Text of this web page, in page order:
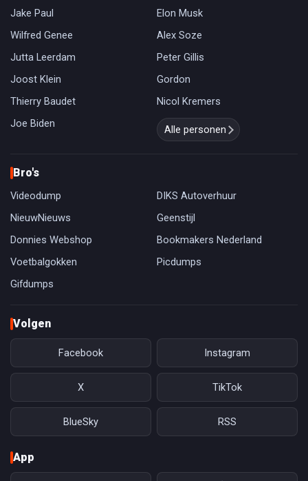
Jake Paul
Elon Musk
Wilfred Genee
Alex Soze
Jutta Leerdam
Peter Gillis
Joost Klein
Gordon
Thierry Baudet
Nicol Kremers
Joe Biden
Alle personen
Bro's
Videodump
DIKS Autoverhuur
NieuwNieuws
Geenstijl
Donnies Webshop
Bookmakers Nederland
Voetbalgokken
Picdumps
Gifdumps
Volgen
Facebook Instagram
X TikTok
BlueSky RSS
App